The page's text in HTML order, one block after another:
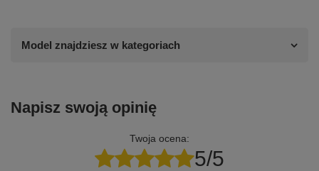
Model znajdziesz w kategoriach
Napisz swoją opinię
Twoja ocena:
5/5